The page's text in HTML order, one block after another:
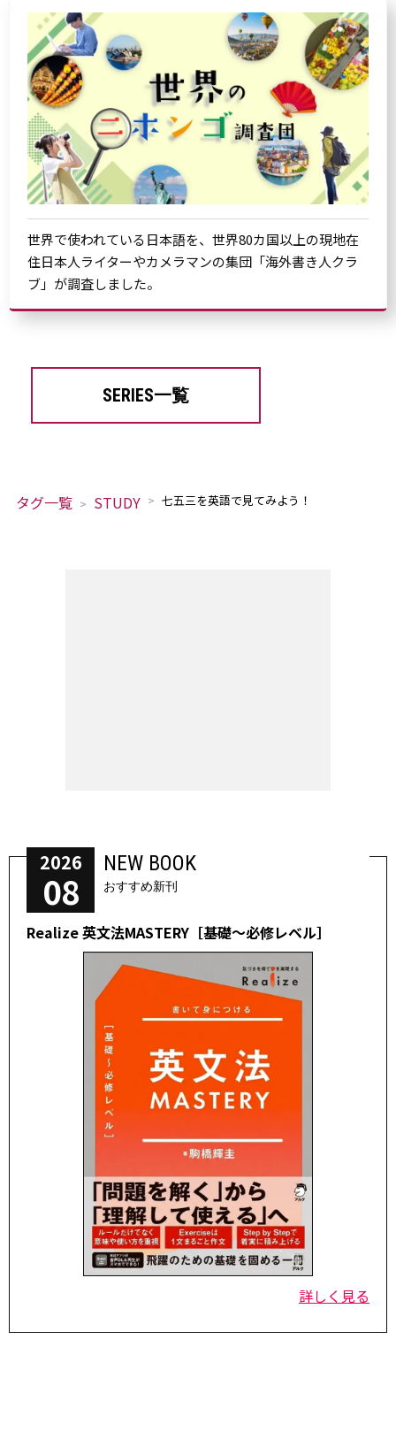
世界で使われている日本語を、世界80カ国以上の現地在
住日本人ライターやカメラマンの集団「海外書き人クラ
ブ」が調査しました。
SERIES一覧
タグ一覧 STUDY 七五三を英語で見てみよう！
2026
08
NEW BOOK
おすすめ新刊
Realize 英文法MASTERY［基礎～必修レベル］
詳しく見る